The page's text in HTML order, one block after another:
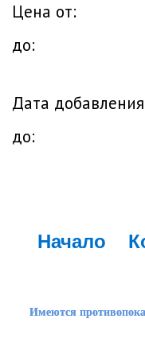
Цена от:
до:
Дата
до:
Начало
Имеются